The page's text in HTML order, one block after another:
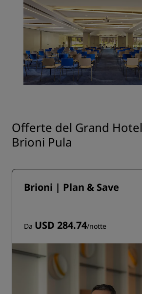
Offerte del Grand Hotel
Brioni Pula
Brioni | Plan & Save
Da USD 284.74/notte